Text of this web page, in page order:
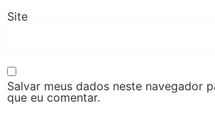
Site
Salvar meus dados neste navegador
que eu comentar.